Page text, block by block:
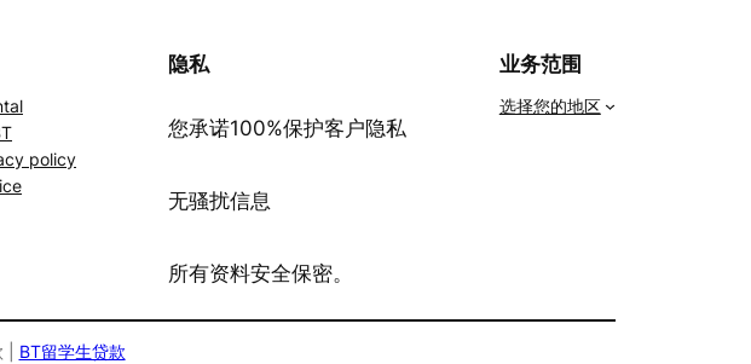
policy
隐私
您承诺100%保护客户隐私
无骚扰信息
所有资料安全保密。
业务范围
选择您的地区
| BT留学生贷款